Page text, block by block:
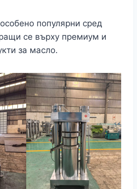
популярни сред
се върху премиум и
за масло.